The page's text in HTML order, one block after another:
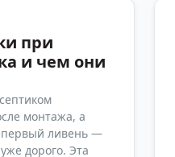
при
и чем они
монтажа, а
первый ливень —
дорого. Эта